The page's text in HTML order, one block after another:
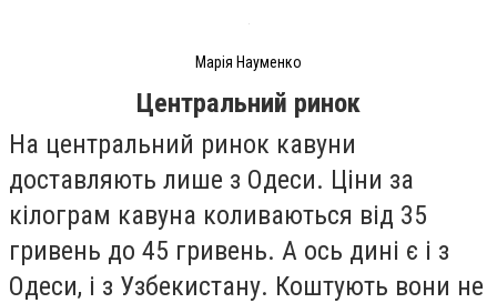
Марія Науменко
Центральний ринок
На центральний ринок кавуни
доставляють лише з Одеси. Ціни за
кілограм кавуна коливаються від 35
гривень до 45 гривень. А ось дині є і з
Одеси, і з Узбекистану. Коштують вони не